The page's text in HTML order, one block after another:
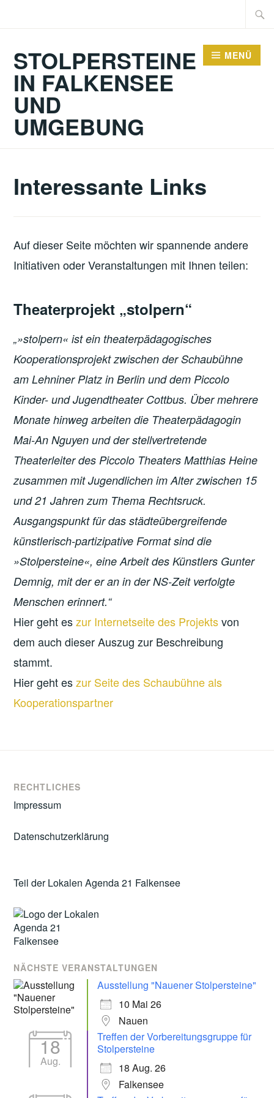
Suche
STOLPERSTEINE
IN FALKENSEE
UND
UMGEBUNG
MENÜ
Interessante Links
Auf dieser Seite möchten wir spannende andere
Initiativen oder Veranstaltungen mit Ihnen teilen:
Theaterprojekt „stolpern“
„»stolpern« ist ein theaterpädagogisches
Kooperationsprojekt zwischen der Schaubühne
am Lehniner Platz in Berlin und dem Piccolo
Kinder- und Jugendtheater Cottbus. Über mehrere
Monate hinweg arbeiten die Theaterpädagogin
Mai-An Nguyen und der stellvertretende
Theaterleiter des Piccolo Theaters Matthias Heine
zusammen mit Jugendlichen im Alter zwischen 15
und 21 Jahren zum Thema Rechtsruck.
Ausgangspunkt für das städteübergreifende
künstlerisch-partizipative Format sind die
»Stolpersteine«, eine Arbeit des Künstlers Gunter
Demnig, mit der er an in der NS-Zeit verfolgte
Menschen erinnert.“
Hier geht eszur Internetseite des Projektsvon
dem auch dieser Auszug zur Beschreibung
stammt.
Hier geht eszur Seite des Schaubühne als
Kooperationspartner
RECHTLICHES
Impressum
Datenschutzerklärung
Teil der Lokalen Agenda 21 Falkensee
NÄCHSTE VERANSTALTUNGEN
Ausstellung "Nauener Stolpersteine"
10 Mai 26
Nauen
18
Aug.
Treffen der Vorbereitungsgruppe für
Stolpersteine
18 Aug. 26
Falkensee